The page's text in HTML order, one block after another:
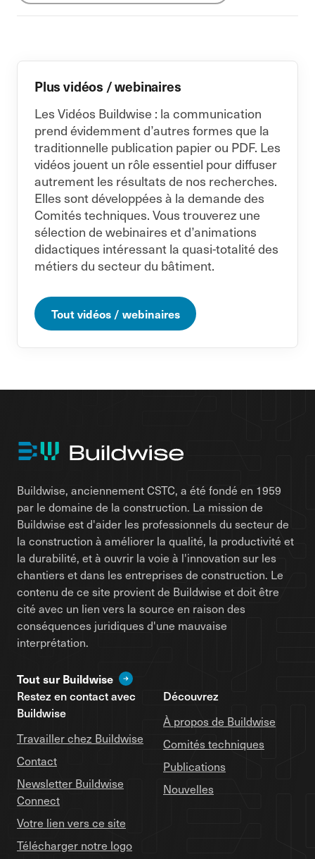
Plus vidéos / webinaires
Les Vidéos Buildwise : la communication
prend évidemment d’autres formes que la
traditionnelle publication papier ou PDF. Les
vidéos jouent un rôle essentiel pour diffuser
autrement les résultats de nos recherches.
Elles sont développées à la demande des
Comités techniques. Vous trouverez une
sélection de webinaires et d’animations
didactiques intéressant la quasi-totalité des
métiers du secteur du bâtiment.
Tout vidéos / webinaires
Buildwise, anciennement CSTC, a été fondé en 1959
par le domaine de la construction. La mission de
Buildwise est d'aider les professionnels du secteur de
la construction à améliorer la qualité, la productivité et
la durabilité, et à ouvrir la voie à l'innovation sur les
chantiers et dans les entreprises de construction. Le
contenu de ce site provient de Buildwise et doit être
cité avec un lien vers la source en raison des
conséquences juridiques d'une mauvaise
interprétation.
Tout sur Buildwise
Restez en contact avec
Buildwise
Travailler chez Buildwise
Contact
Newsletter Buildwise
Connect
Votre lien vers ce site
Télécharger notre logo
Découvrez
À propos de Buildwise
Comités techniques
Publications
Nouvelles